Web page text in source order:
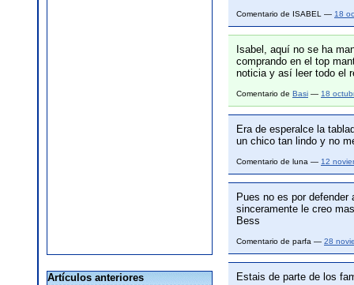
Artículos anteriores
Comentario de ISABEL — 18
Isabel, aquí no se ha
comprando en el top
noticia y así leer todo el
Comentario de Basi — 18
Era de esperalce la
un chico tan lindo y no
Comentario de luna — 12
Pues no es por
sinceramente le creo
Bess
Comentario de parfa — 28
Estais de parte de los